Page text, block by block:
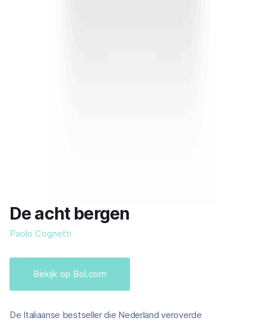
De acht bergen
Paolo Cognetti
Bekijk op Bol.com
De Italiaanse bestseller die Nederland veroverde